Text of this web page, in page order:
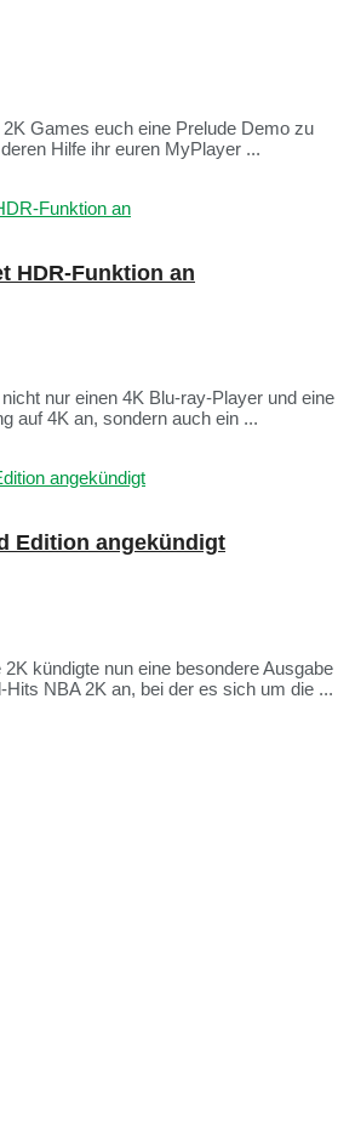
Games euch eine Prelude Demo zu
Hilfe ihr euren MyPlayer ...
HDR-Funktion an
nur einen 4K Blu-ray-Player und eine
auf 4K an, sondern auch ein ...
Edition angekündigt
kündigte nun eine besondere Ausgabe
Hits NBA 2K an, bei der es sich um die ...